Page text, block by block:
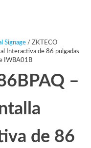
Signage/ ZKTECO
Interactiva de 86 pulgadas
IWBA01B
–
de 86